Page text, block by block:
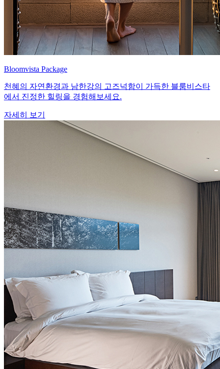
Bloomvista Package
천혜의 자연환경과 남한강의 고즈넉함이 가득한 블룸비스타
에서 진정한 힐링을 경험해보세요.
자세히 보기